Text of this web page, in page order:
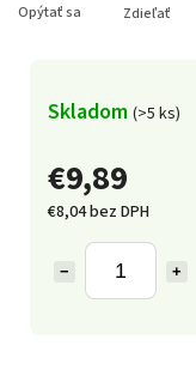
€9,89
€8,04 bez DPH
+
−
Skladom (>5 ks)
Opýtať sa Zdieľať